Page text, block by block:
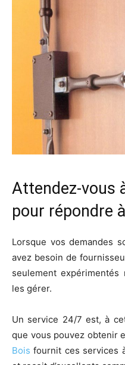
Attendez-vous
pour répondre
Lorsque vos demandes
avez besoin de
seulement
les gérer.
Un service 24/7 est, à
que vous pouvez obtenir
Bois fournit ces services